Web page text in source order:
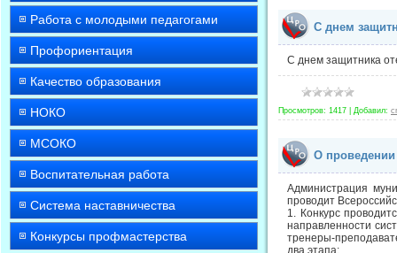
Работа с молодыми педагогами
Профориентация
Качество образования
НОКО
МСОКО
Воспитательная работа
Система наставничества
Конкурсы профмастерства
С днем
С днем защитника
Просмотров: 1417 Добавил:
О проведении
Администрация
проводит
1. Конкурс
направленности
тренеры-
два этапа: